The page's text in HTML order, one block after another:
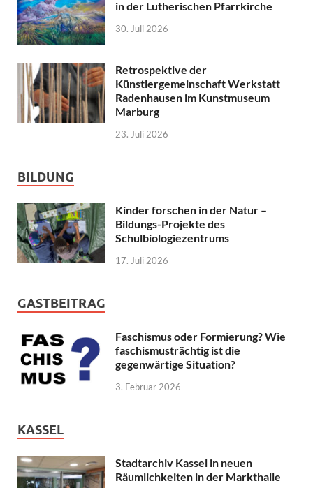
in der Lutherischen Pfarrkirche
30. Juli 2026
Retrospektive der
Künstlergemeinschaft Werkstatt
Radenhausen im Kunstmuseum
Marburg
23. Juli 2026
BILDUNG
Kinder forschen in der Natur –
Bildungs-Projekte des
Schulbiologiezentrums
17. Juli 2026
GASTBEITRAG
Faschismus oder Formierung? Wie
faschismusträchtig ist die
gegenwärtige Situation?
3. Februar 2026
KASSEL
Stadtarchiv Kassel in neuen
Räumlichkeiten in der Markthalle